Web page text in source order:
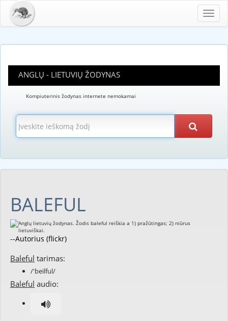
ANGLŲ - LIETUVIŲ ŽODYNAS
Kompiuterinis žodynas internete nemokamai
BALEFUL
--Autorius (flickr)
Baleful tarimas:
/'beilful/
Baleful audio: